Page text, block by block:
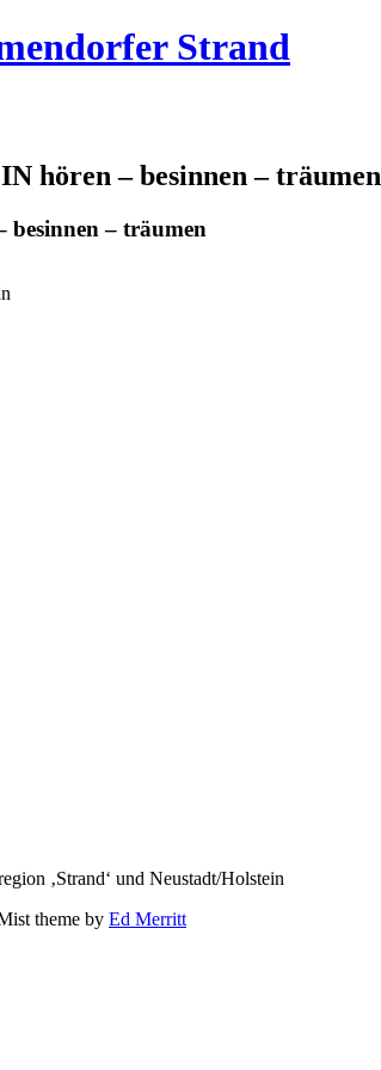
Strand
hören – besinnen – träumen
– träumen
‚Strand‘ und Neustadt/Holstein
theme by Ed Merritt